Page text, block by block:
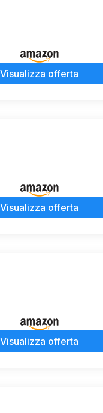
Visualizza offerta
Visualizza offerta
Visualizza offerta